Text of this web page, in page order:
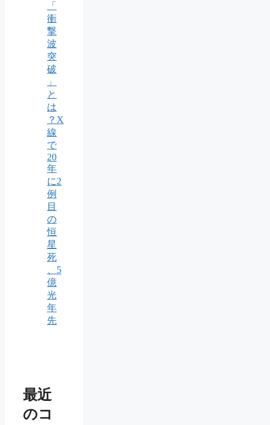
「
衝
撃
波
突
破
」
と
は
？X
線
で
20
年
に2
例
目
の
恒
星
死
、5
億
光
年
先
最近
のコ